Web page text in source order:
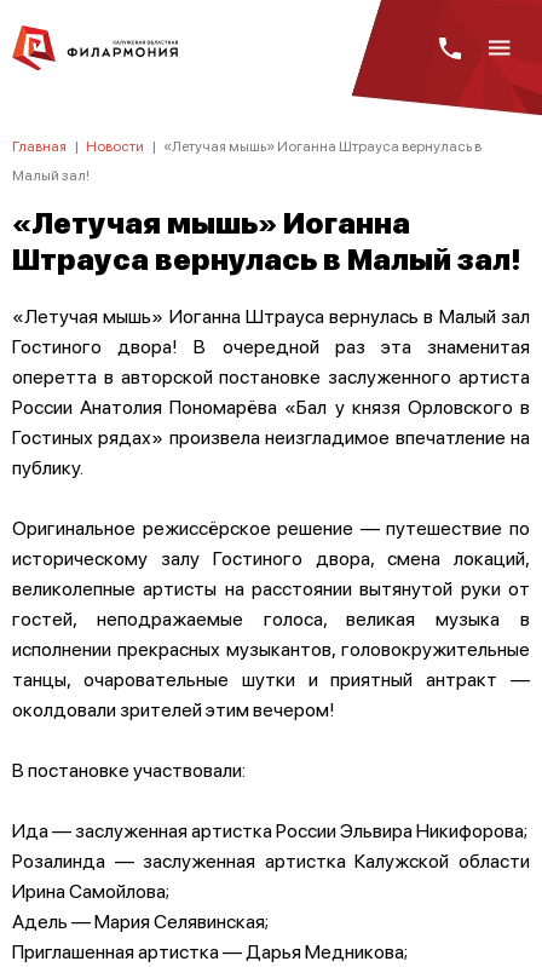
Главная | Новости | «Летучая мышь» Иоганна Штрауса вернулась в
Малый зал!
«Летучая мышь» Иоганна
Штрауса вернулась в Малый зал!
«Летучая мышь» Иоганна Штрауса вернулась в Малый зал
Гостиного двора! В очередной раз эта знаменитая
оперетта в авторской постановке заслуженного артиста
России Анатолия Пономарёва «Бал у князя Орловского в
Гостиных рядах» произвела неизгладимое впечатление на
публику.
Оригинальное режиссёрское решение — путешествие по
историческому залу Гостиного двора, смена локаций,
великолепные артисты на расстоянии вытянутой руки от
гостей, неподражаемые голоса, великая музыка в
исполнении прекрасных музыкантов, головокружительные
танцы, очаровательные шутки и приятный антракт —
околдовали зрителей этим вечером!
В постановке участвовали:
Ида — заслуженная артистка России Эльвира Никифорова;
Розалинда — заслуженная артистка Калужской области
Ирина Самойлова;
Адель — Мария Селявинская;
Приглашенная артистка — Дарья Медникова;